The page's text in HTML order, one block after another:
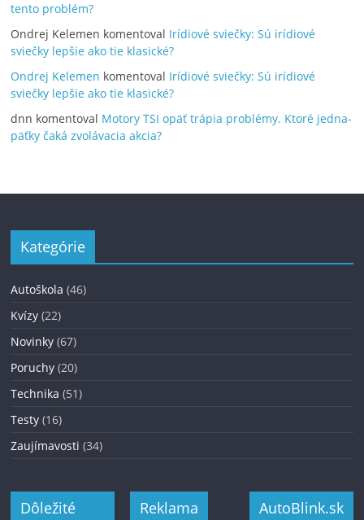
tento problém?
Ondrej Kelemen komentoval Irídiové sviečky: Sú irídiové
sviečky lepšie ako tie klasické?
Ondrej Kelemen komentoval Irídiové sviečky: Sú irídiové
sviečky lepšie ako tie klasické?
dnn komentoval Motory TSI opäť trápia problémy. Ktoré jedna-
päťky čaká zvolávacia akcia?
Kategórie
Autoškola (46)
Kvízy (22)
Novinky (67)
Poruchy (20)
Technika (51)
Testy (16)
Zaujímavosti (34)
Dôležité
Reklama AutoBlink.sk